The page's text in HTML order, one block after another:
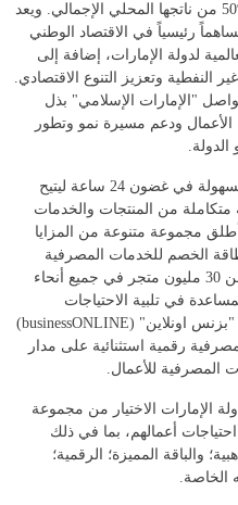
من ناتجها المحلي الإجمالي. ويعد
رئيسياً في الاقتصاد الوطني
لدولة الإمارات، إضافة إلى
النفطية وتعزيز التنوع الاقتصادي.
"الإمارات الإسلامي" بذل
الأعمال ودعم مسيرة نمو وتطور
الدولة.
ويمكن فتح حساب "إماراتي للأعمال" بسهولة في غضون 24 ساعة ليتيح
متكاملة من المنتجات والخدمات
أطلق مجموعة متنوعة من المزايا
الخصم للخدمات المصرفية
للأعمال، والتي تتيح الوصول إلى أكثر من 30 مليون متجر في جميع أنحاء
في تلبية الاحتياجات
المصرفية للشركات، إضافة إلى منصة "بزنس اونلاين" (businessONLINE)
رقمية استثنائية على مدار
المصرفية للأعمال.
الإمارات الاختيار من مجموعة
أعمالهم، بما في ذلك
والباقة المميزة؛ الرقمية؛
الخاصة.